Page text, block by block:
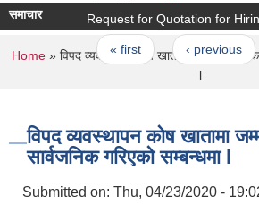
समाचार Request for Quotation for Hiring
Pages
« first ‹ previous
You are here
Home» विपद व्यवस्थापन कोष खातामा जम्मा भएको
l
विपद व्यवस्थापन कोष खातामा
सार्वजनिक गरिएको सम्बन्धमा l
Submitted on: Thu, 04/23/2020 -